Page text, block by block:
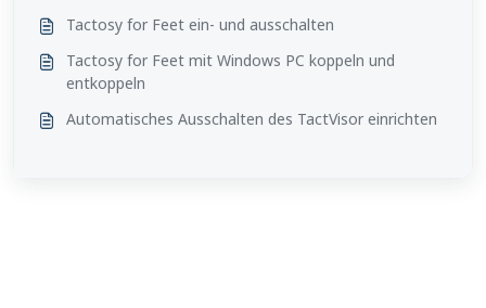
Tactosy for Feet ein- und ausschalten
Tactosy for Feet mit Windows PC koppeln und
entkoppeln
Automatisches Ausschalten des TactVisor einrichten